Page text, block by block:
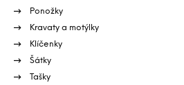
Ponožky
Kravaty a motýlky
Klíčenky
Šátky
Tašky